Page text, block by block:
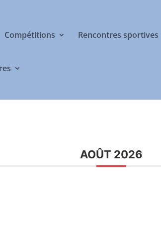
Compétitions Rencontres sportives
AOÛT 2026